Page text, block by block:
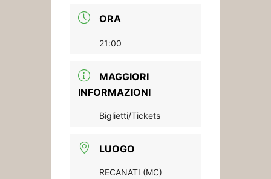
ORA
21:00
MAGGIORI
INFORMAZIONI
Biglietti/Tickets
LUOGO
RECANATI (MC)